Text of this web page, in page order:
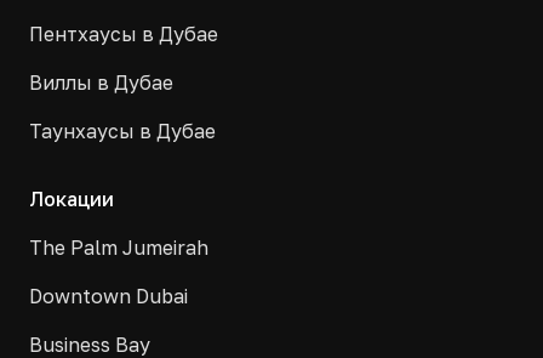
Пентхаусы в Дубае
Виллы в Дубае
Таунхаусы в Дубае
Локации
The Palm Jumeirah
Downtown Dubai
Business Bay